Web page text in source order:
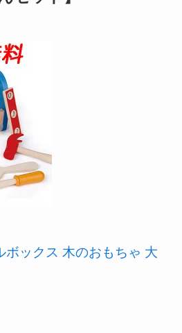
ボックス 木のおもちゃ 大